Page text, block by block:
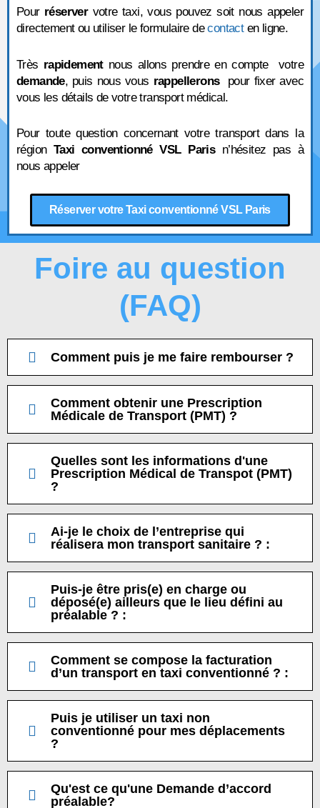
Pour réservervotre taxi, vous pouvez soit nous appeler
directement ou utiliser le formulaire decontacten ligne.
Très rapidementnous allons prendre en compte votre
demande, puis nous vous rappelleronspour fixer avec
vous les détails de votre transport médical.
Pour toute question concernant votre transport dans la
régionTaxi conventionné VSL Parisn’hésitez pas à
nous appeler
Réserver votre Taxi conventionné VSL Paris
Foire au question
(FAQ)
Comment puis je me faire rembourser ?
Comment obtenir une Prescription
Médicale de Transport (PMT) ?
Quelles sont les informations d'une
Prescription Médical de Transpot (PMT)
?
Ai-je le choix de l’entreprise qui
réalisera mon transport sanitaire ? :
Puis-je être pris(e) en charge ou
déposé(e) ailleurs que le lieu défini au
préalable ? :
Comment se compose la facturation
d’un transport en taxi conventionné ? :
Puis je utiliser un taxi non
conventionné pour mes déplacements
?
Qu'est ce qu'une Demande d’accord
préalable?